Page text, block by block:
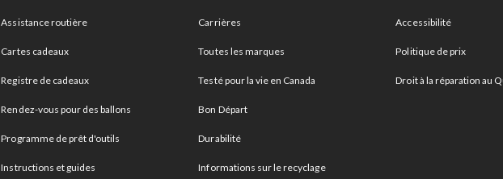
Assistance routière
Cartes cadeaux
Registre de cadeaux
Rendez-vous pour des ballons
Programme de prêt d'outils
Instructions et guides
Carrières
Toutes les marques
Testé pour la vie en Canada
Bon Départ
Durabilité
Informations sur le recyclage
Accessibilité
Politique de prix
Droit à la réparation au